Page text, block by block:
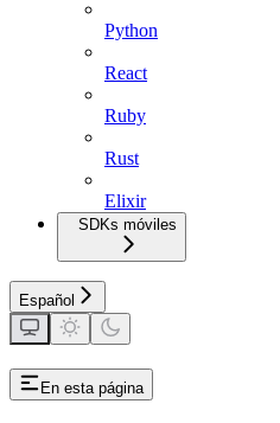
Python
React
Ruby
Rust
Elixir
SDKs móviles
Español
En esta página